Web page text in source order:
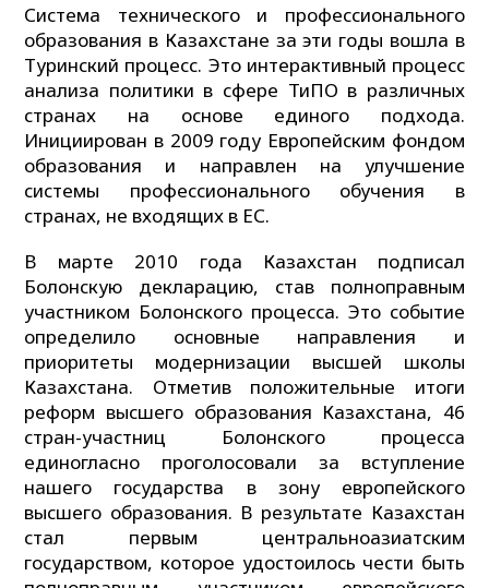
Система технического и профессионального
образования в Казахстане за эти годы вошла в
Туринский процесс. Это интерактивный процесс
анализа политики в сфере ТиПО в различных
странах на основе единого подхода.
Инициирован в 2009 году Европейским фондом
образования и направлен на улучшение
системы профессионального обучения в
странах, не входящих в ЕС.
В марте 2010 года Казахстан подписал
Болонскую декларацию, став полноправным
участником Болонского процесса. Это событие
определило основные направления и
приоритеты модернизации высшей школы
Казахстана. Отметив положительные итоги
реформ высшего образования Казахстана, 46
стран-участниц Болонского процесса
единогласно проголосовали за вступление
нашего государства в зону европейского
высшего образования. В результате Казахстан
стал первым центральноазиатским
государством, которое удостоилось чести быть